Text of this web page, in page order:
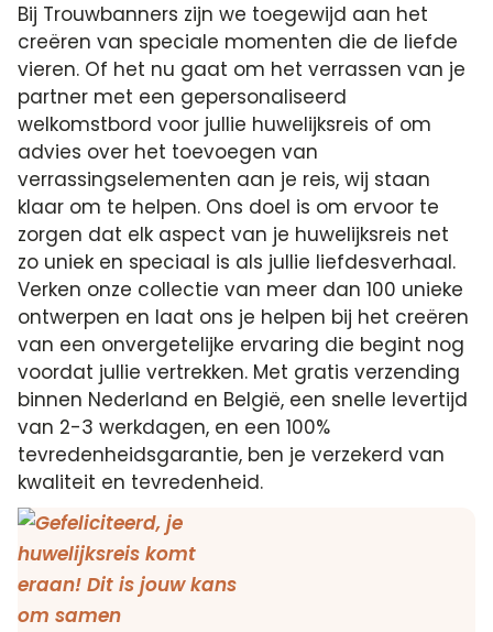
Bij Trouwbanners zijn we toegewijd aan het
creëren van speciale momenten die de liefde
vieren. Of het nu gaat om het verrassen van je
partner met een gepersonaliseerd
welkomstbord voor jullie huwelijksreis of om
advies over het toevoegen van
verrassingselementen aan je reis, wij staan
klaar om te helpen. Ons doel is om ervoor te
zorgen dat elk aspect van je huwelijksreis net
zo uniek en speciaal is als jullie liefdesverhaal.
Verken onze collectie van meer dan 100 unieke
ontwerpen en laat ons je helpen bij het creëren
van een onvergetelijke ervaring die begint nog
voordat jullie vertrekken. Met gratis verzending
binnen Nederland en België, een snelle levertijd
van 2-3 werkdagen, en een 100%
tevredenheidsgarantie, ben je verzekerd van
kwaliteit en tevredenheid.